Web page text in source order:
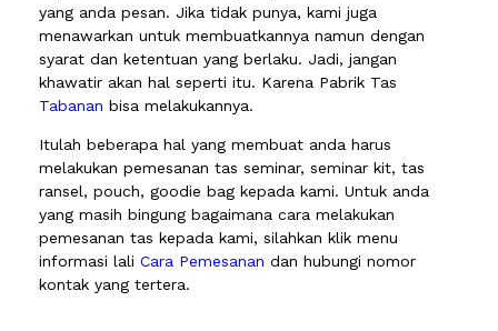
yang anda pesan. Jika tidak punya, kami juga
menawarkan untuk membuatkannya namun dengan
syarat dan ketentuan yang berlaku. Jadi, jangan
khawatir akan hal seperti itu. Karena Pabrik Tas
Tabanan bisa melakukannya.
Itulah beberapa hal yang membuat anda harus
melakukan pemesanan tas seminar, seminar kit, tas
ransel, pouch, goodie bag kepada kami. Untuk anda
yang masih bingung bagaimana cara melakukan
pemesanan tas kepada kami, silahkan klik menu
informasi lali Cara Pemesanan dan hubungi nomor
kontak yang tertera.